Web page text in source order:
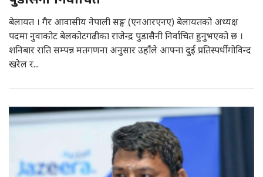
बेलायत । गैर आवासीय नेपाली सङ्घ (एनआरएनए) बेलायतको अध्यक्ष
पदमा नुवाकोट बेलकोटगढीका राजेन्द्र पुडासैनी निर्वाचित हुनुभएको छ ।
शनिबार राति सम्पन्न मतगणना अनुसार उहाँले आफ्ना दुई प्रतिस्पर्धी गोविन्द
खरेल र...